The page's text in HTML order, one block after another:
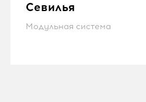
Севилья
Модульная система